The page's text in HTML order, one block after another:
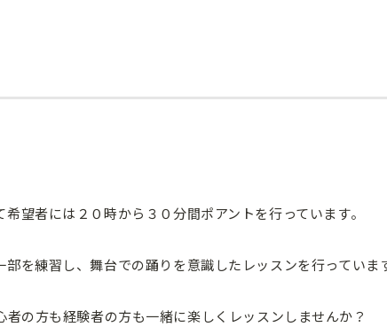
望者には２０時から３０分間ポアントを行っています。
を練習し、舞台での踊りを意識したレッスンを行っていま
者の方も経験者の方も一緒に楽しくレッスンしませんか？